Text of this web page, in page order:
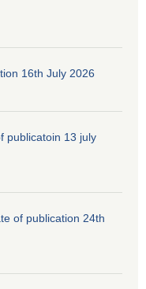
16th July 2026
publicatoin 13 july
of publication 24th